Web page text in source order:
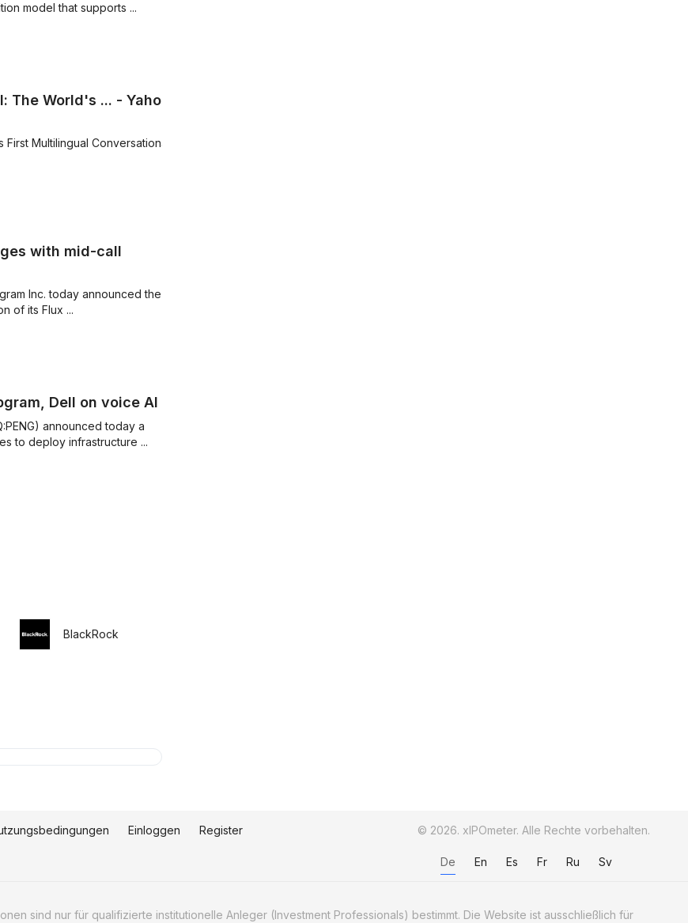
model that supports ...
World's ... - Yahoo
Multilingual Conversational
with mid-call
Inc. today announced the
of its Flux ...
Dell on voice AI ...
announced today a
to deploy infrastructure ...
BlackRock
Einloggen Register © 2026. xIPOmeter. Alle Rechte vorbehalten.
De En Es Fr Ru Sv
sind nur für qualifizierte institutionelle Anleger (Investment Professionals) bestimmt. Die Website ist ausschließlich für